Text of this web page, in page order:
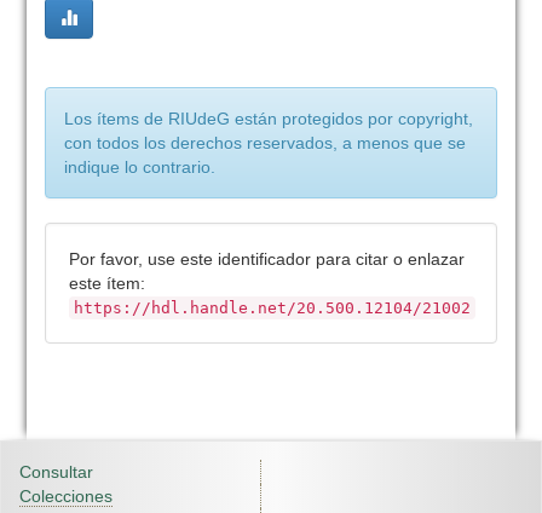
Los ítems de RIUdeG están protegidos por copyright,
con todos los derechos reservados, a menos que se
indique lo contrario.
Por favor, use este identificador para citar o enlazar
este ítem:
https://hdl.handle.net/20.500.12104/21002
Consultar
Colecciones